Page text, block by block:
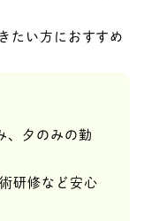
たい方におすすめ
、夕のみの勤
研修など安心